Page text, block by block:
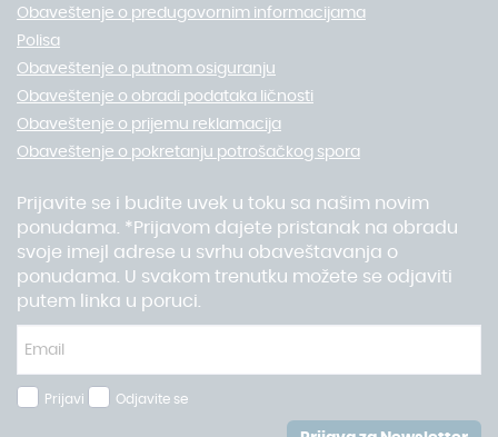
Obaveštenje o predugovornim informacijama
Polisa
Obaveštenje o putnom osiguranju
Obaveštenje o obradi podataka ličnosti
Obaveštenje o prijemu reklamacija
Obaveštenje o pokretanju potrošačkog spora
Prijavite se i budite uvek u toku sa našim novim
ponudama. *Prijavom dajete pristanak na obradu
svoje imejl adrese u svrhu obaveštavanja o
ponudama. U svakom trenutku možete se odjaviti
putem linka u poruci.
Prijavi Odjavite se